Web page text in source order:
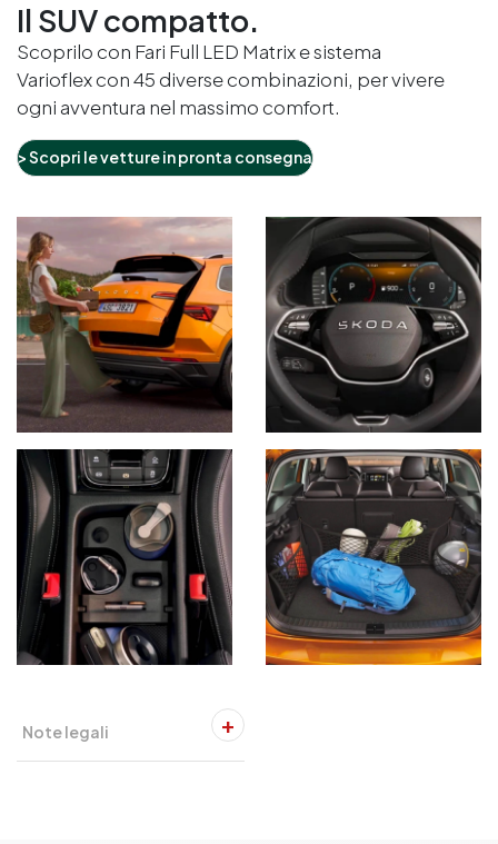
Il SUV compatto.
Scoprilo con Fari Full LED Matrix e sistema
Varioflex con 45 diverse combinazioni, per vivere
ogni avventura nel massimo comfort.
>Scopri le vetture in pronta consegna
Note legali